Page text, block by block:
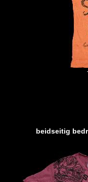
beidseitig